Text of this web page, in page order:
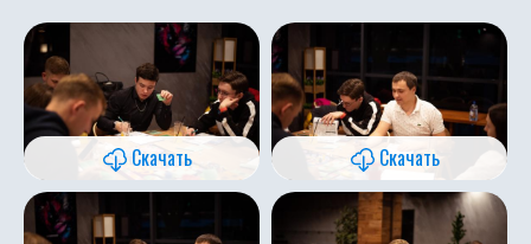
Скачать Скачать